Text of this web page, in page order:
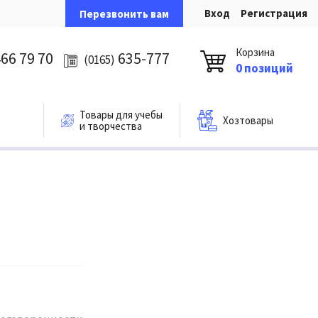
Перезвонить вам Вход Регистрация
79 70 (0165) 635-777 Корзина
0 позиций
Товары для учебы
и творчества
Хозтовары